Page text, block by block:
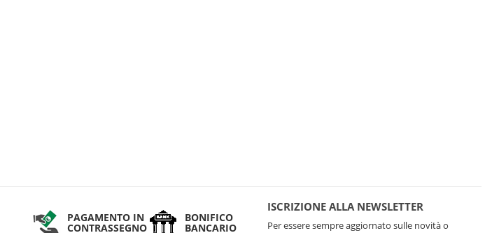
PAGAMENTO IN
CONTRASSEGNO
BONIFICO
BANCARIO
ISCRIZIONE ALLA NEWSLETTER
Per essere sempre aggiornato sulle novità o